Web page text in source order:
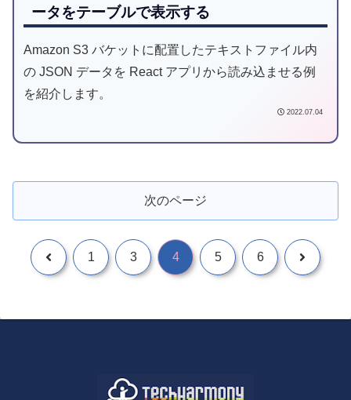
ータをテーブルで表示する
Amazon S3 バケットに配置したテキストファイル内
の JSON データを React アプリから読み込ませる例
を紹介します。
2022.07.04
次のページ
1 3 4 5 6